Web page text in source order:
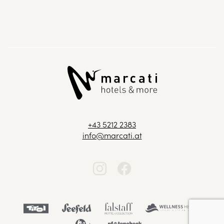
+43 5212 2383
info@marcati.at